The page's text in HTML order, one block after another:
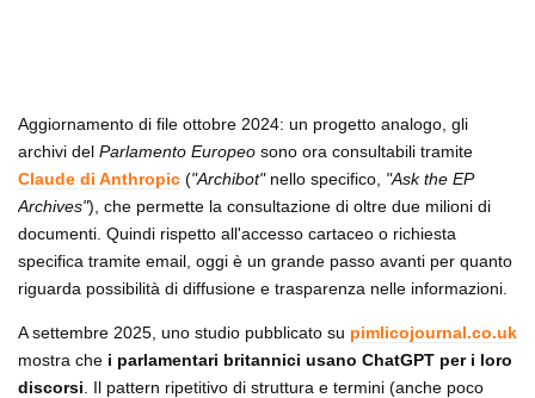
Aggiornamento di file ottobre 2024: un progetto analogo, gli
archivi del Parlamento Europeo sono ora consultabili tramite
Claude di Anthropic ("Archibot"nello specifico, "Ask the EP
Archives"), che permette la consultazione di oltre due milioni di
documenti. Quindi rispetto all'accesso cartaceo o richiesta
specifica tramite email, oggi è un grande passo avanti per quanto
riguarda possibilità di diffusione e trasparenza nelle informazioni.
A settembre 2025, uno studio pubblicato su pimlicojournal.co.uk
mostra che i parlamentari britannici usano ChatGPT per i loro
discorsi. Il pattern ripetitivo di struttura e termini (anche poco